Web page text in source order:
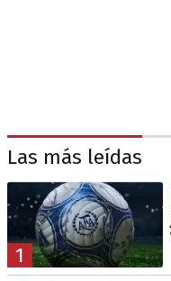
Las más leídas
1